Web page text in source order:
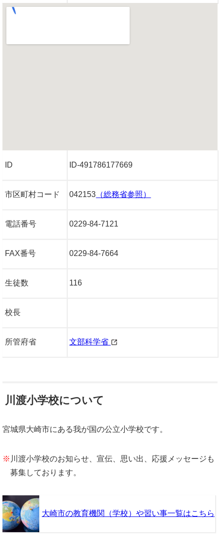
ID ID-491786177669
市区町村コード 042153 （総務省参照）
電話番号 0229-84-7121
FAX番号 0229-84-7664
生徒数 116
校長
所管府省 文部科学省
川渡小学校について
宮城県大崎市にある我が国の公立小学校です。
※ 川渡小学校のお知らせ、宣伝、思い出、応援メッセージも
募集しております。
大崎市の教育機関（学校）や習い事一覧はこちら